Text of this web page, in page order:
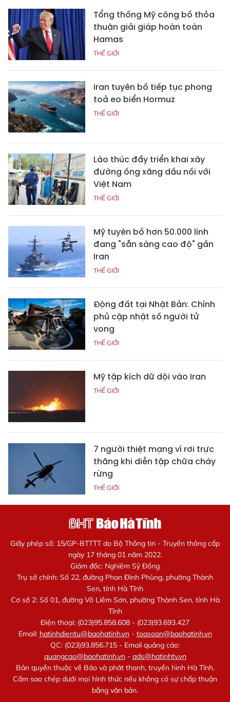
Tổng thống Mỹ công bố thỏa
thuận giải giáp hoàn toàn
Hamas
THẾ GIỚI
Iran tuyên bố tiếp tục phong
toả eo biển Hormuz
THẾ GIỚI
Lào thúc đẩy triển khai xây
đường ống xăng dầu nối với
Việt Nam
THẾ GIỚI
Mỹ tuyên bố hơn 50.000 lính
đang "sẵn sàng cao độ" gần
Iran
THẾ GIỚI
Động đất tại Nhật Bản: Chính
phủ cập nhật số người tử
vong
THẾ GIỚI
Mỹ tập kích dữ dội vào Iran
THẾ GIỚI
7 người thiệt mạng vì rơi trực
thăng khi diễn tập chữa cháy
rừng
THẾ GIỚI
Giấy phép số: 15/GP-BTTTT do Bộ Thông tin - Truyền thông cấp
ngày 17 tháng 01 năm 2022.
Giám đốc: Nghiêm Sỹ Đống
Trụ sở chính: Số 22, đường Phan Đình Phùng, phường Thành
Sen, tỉnh Hà Tĩnh
Cơ sở 2: Số 01, đường Võ Liêm Sơn, phường Thành Sen, tỉnh Hà
Tĩnh
Điện thoại: (023)95.858.608 - (023)93.693.427
Email: hatinhdientu@baohatinh.vn- toasoan@baohatinh.vn
QC: (023)93.856.715 - Email quảng cáo:
quangcao@baohatinh.vn- ads@hatinhtv.vn
Bản quyền thuộc về Báo và phát thanh, truyền hình Hà Tĩnh.
Cấm sao chép dưới mọi hình thức nếu không có sự chấp thuận
bằng văn bản.